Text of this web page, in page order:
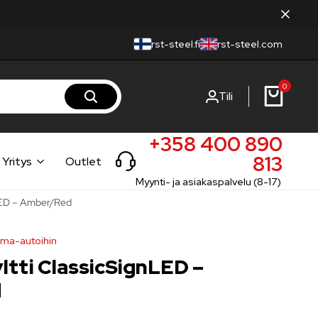
rst-steel.fi rst-steel.com
Tili
0
Yritys Outlet
+358 400 890
813
Myynti- ja asiakaspalvelu (8-17)
– Amber/Red
autoihin
ClassicSignLED –